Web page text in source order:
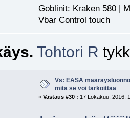
Goblinit: Kraken 580 |
Vbar Control touch
Tohtori R
Vs: EASA
mitä se voi tarkoittaa
« Vastaus #30 : 17 Lokakuu, 2016,